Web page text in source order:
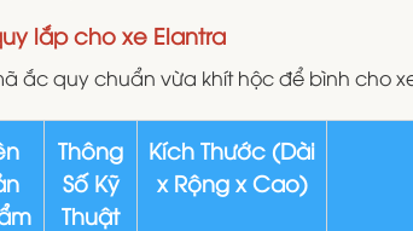
lắp cho xe Elantra
ắc quy chuẩn vừa khít hộc để bình cho
Thông
Số Kỹ
Thuật
Kích Thước (Dài
x Rộng x Cao)